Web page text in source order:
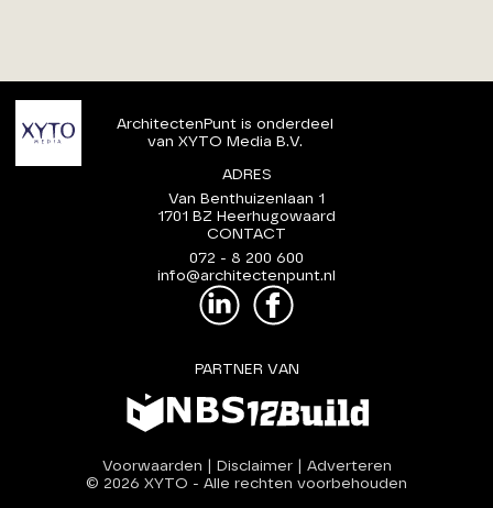
ArchitectenPunt is onderdeel
van XYTO Media B.V.
ADRES
Van Benthuizenlaan 1
1701 BZ Heerhugowaard
CONTACT
072 - 8 200 600
info@architectenpunt.nl
PARTNER VAN
Voorwaarden Disclaimer| Adverteren
© 2026 XYTO - Alle rechten voorbehouden